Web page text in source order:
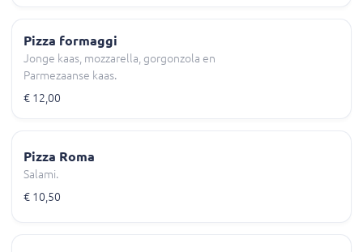
Pizza formaggi
Jonge kaas, mozzarella, gorgonzola en
Parmezaanse kaas.
€ 12,00
Pizza Roma
Salami.
€ 10,50